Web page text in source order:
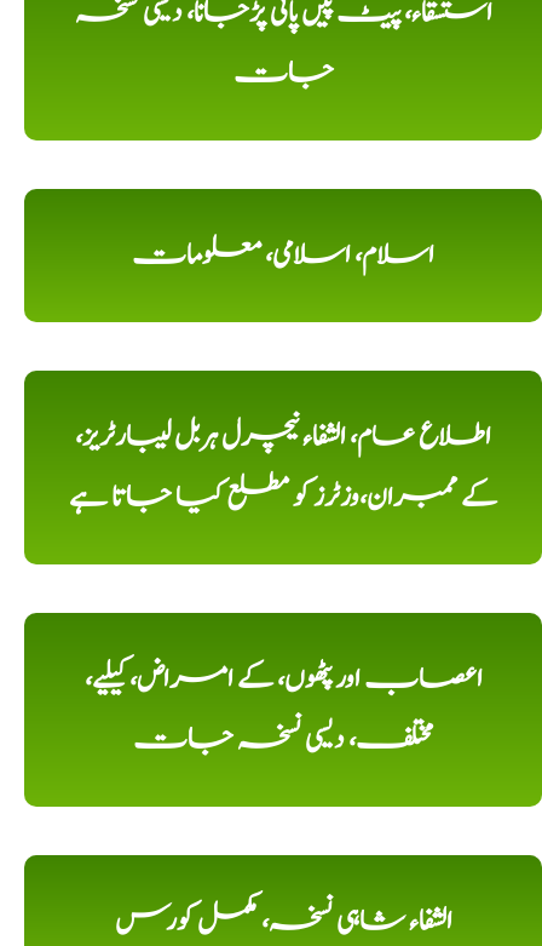
استسقاء، پیٹ پیں پانی پڑجانا، دیسی نسخہ
جات
اسلام، اسلامی، معلومات
اطلاع عام، الشفاء نیچرل ہربل لیبارٹریز،
کے ممبران،وزٹرز کو مطلع کیا جاتا ہے
اعصاب اور پٹھوں، کے امراض، کیلیے،
مختلف، دیسی نسخہ جات
الشفاء شاہی نسخہ، مکمل کورس